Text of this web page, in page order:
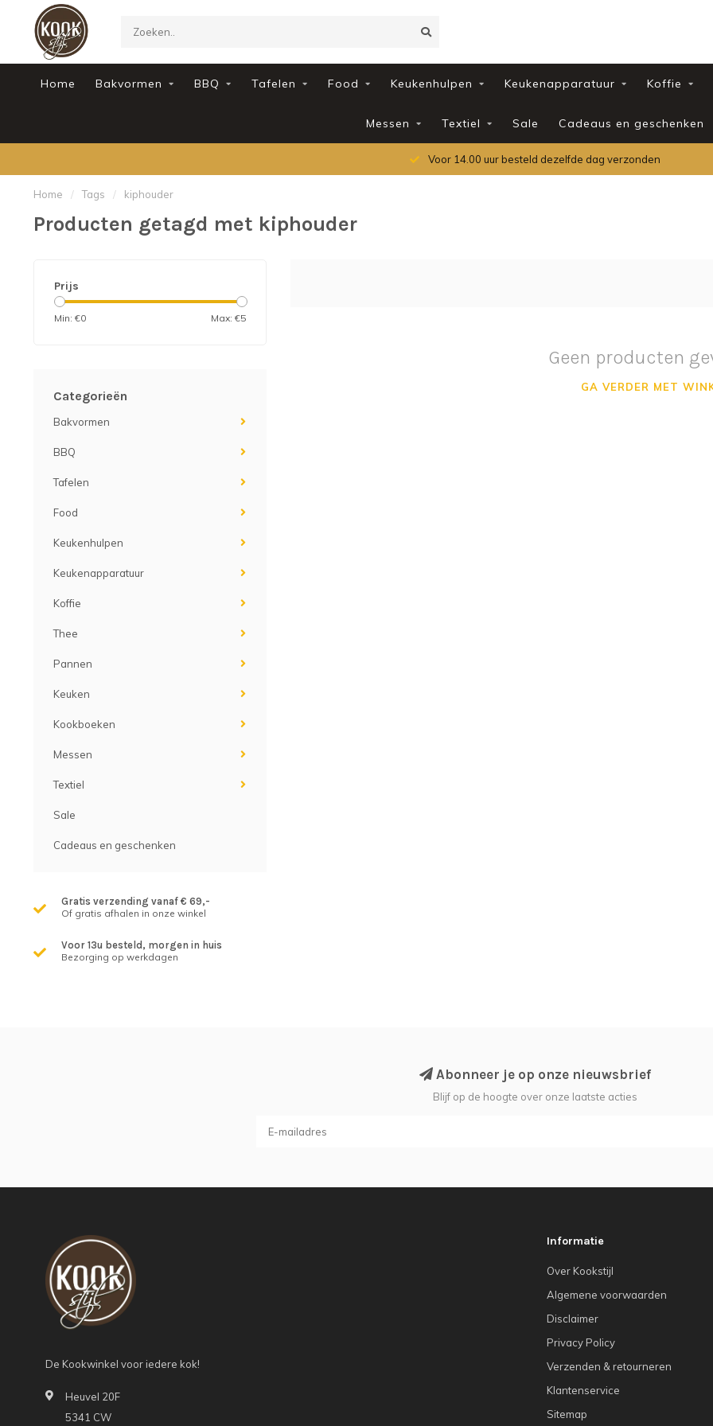
Home Bakvormen BBQ Tafelen Food Keukenhulpen Keukenapparatuur Koffie
Messen Textiel Sale Cadeaus en geschenken
Voor 14.00 uur besteld dezelfde dag verzonden
Home / Tags / kiphouder
Producten getagd met kiphouder
Prijs
Min: €0 Max: €5
Categorieën
Bakvormen
BBQ
Tafelen
Food
Keukenhulpen
Keukenapparatuur
Koffie
Thee
Pannen
Keuken
Kookboeken
Messen
Textiel
Sale
Cadeaus en geschenken
Gratis verzending vanaf € 69,-
Of gratis afhalen in onze winkel
Voor 13u besteld, morgen in huis
Bezorging op werkdagen
Geen producten
GA VERDER MET
Abonneer je op onze nieuwsbrief
Blijf op de hoogte over onze laatste acties
De Kookwinkel voor iedere kok!
Heuvel 20F
5341 CW
Informatie
Over Kookstijl
Algemene voorwaarden
Disclaimer
Privacy Policy
Verzenden & retourneren
Klantenservice
Sitemap